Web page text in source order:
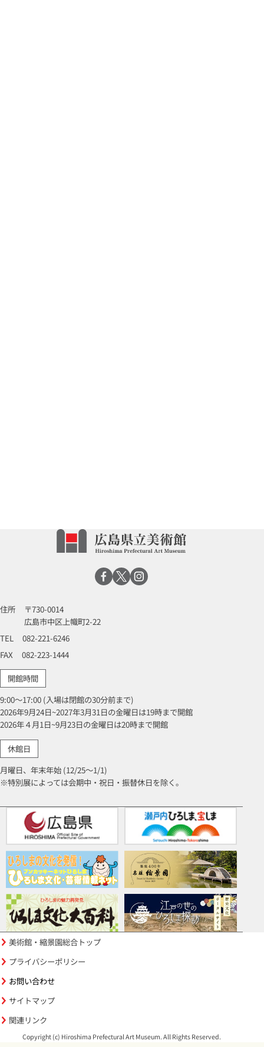
住所
〒730-0014
広島市中区上幟町2-22
TEL
082-221-6246
FAX
082-223-1444
開館時間
9:00～17:00 (入場は閉館の30分前まで)
2026年9月24日~2027年3月31日の金曜日は19時まで開館
2026年４月1日~9月23日の金曜日は20時まで開館
休館日
月曜日、年末年始 (12/25～1/1)
※特別展によっては会期中・祝日・振替休日を除く。
美術館・縮景園総合トップ
プライバシーポリシー
お問い合わせ
サイトマップ
関連リンク
Copyright (c) Hiroshima Prefectural Art Museum. All Rights Reserved.